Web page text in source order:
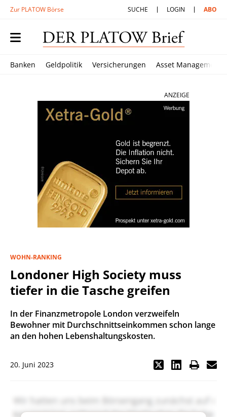
Zur PLATOW Börse SUCHE LOGIN ABO
Banken Geldpolitik Versicherungen Asset Management
ANZEIGE
WOHN-RANKING
Londoner High Society muss
tiefer in die Tasche greifen
In der Finanzmetropole London verzweifeln
Bewohner mit Durchschnittseinkommen schon lange
an den hohen Lebenshaltungskosten.
20. Juni 2023